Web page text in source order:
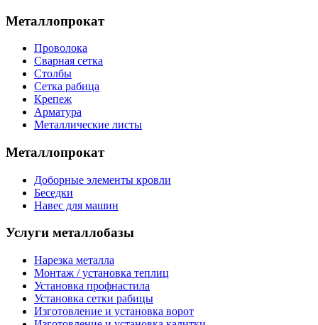
Металлопрокат
Проволока
Сварная сетка
Столбы
Сетка рабица
Крепеж
Арматура
Металлические листы
Металлопрокат
Доборные элементы кровли
Беседки
Навес для машин
Услуги металлобазы
Нарезка металла
Монтаж / установка теплиц
Установка профнастила
Установка сетки рабицы
Изготовление и установка ворот